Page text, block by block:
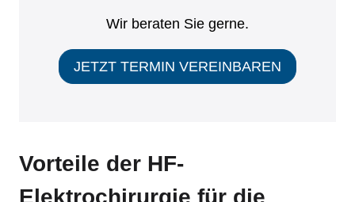
Wir beraten Sie gerne.
JETZT TERMIN VEREINBAREN
Vorteile der HF-
Elektrochirurgie für die